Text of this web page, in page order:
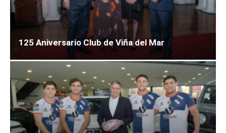
125 Aniversario Club de Viña del Mar